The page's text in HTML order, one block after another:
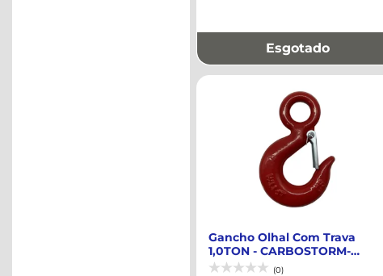
Esgotado
Gancho Olhal Com Trava
1,0TON - CARBOSTORM-
12283712
(0)